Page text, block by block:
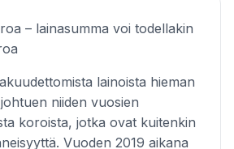
– lainasumma voi todellakin
lainoista hieman
niiden vuosien
koroista, jotka ovat kuitenkin
Vuoden 2019 aikana